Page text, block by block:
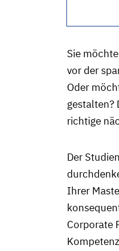
Sie
vor der
Oder
gestalten?
richtige
Der
Ihrer
Corporate